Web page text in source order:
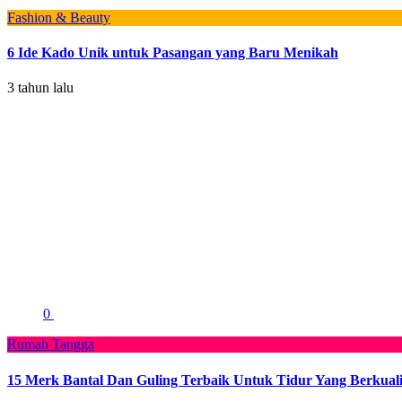
Fashion & Beauty
6 Ide Kado Unik untuk Pasangan yang Baru Menikah
3 tahun lalu
0
Rumah Tangga
15 Merk Bantal Dan Guling Terbaik Untuk Tidur Yang